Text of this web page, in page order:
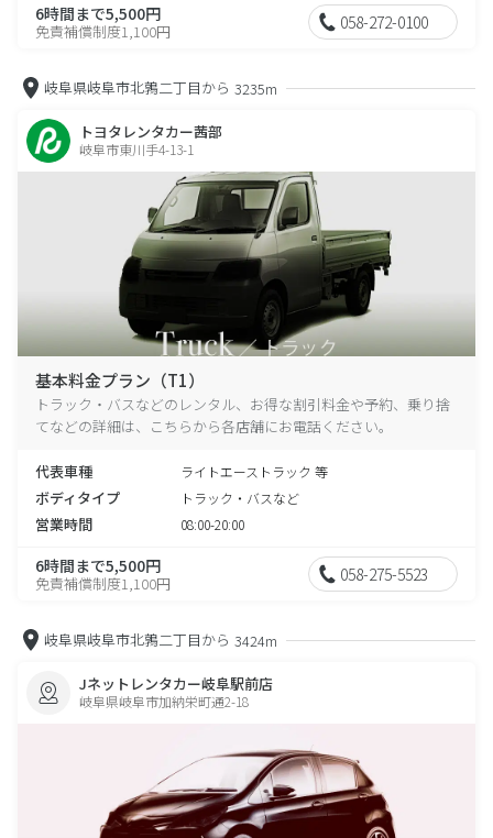
6時間まで5,500円
免責補償制度1,100円 058-272-0100
岐阜県岐阜市北鶉二丁目から 3235m
トヨタレンタカー茜部
岐阜市東川手4-13-1
基本料金プラン（T1）
トラック・バスなどのレンタル、お得な割引料金や予約、乗り捨
てなどの詳細は、こちらから各店舗にお電話ください。
代表車種 ライトエーストラック 等
ボディタイプ トラック・バスなど
営業時間 08:00-20:00
6時間まで5,500円
免責補償制度1,100円 058-275-5523
岐阜県岐阜市北鶉二丁目から 3424m
Jネットレンタカー岐阜駅前店
岐阜県岐阜市加納栄町通2-18